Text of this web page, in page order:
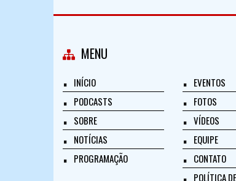
MENU
INÍCIO
PODCASTS
SOBRE
NOTÍCIAS
PROGRAMAÇÃO
EVENTOS
FOTOS
VÍDEOS
EQUIPE
CONTATO
POLÍTICA DE